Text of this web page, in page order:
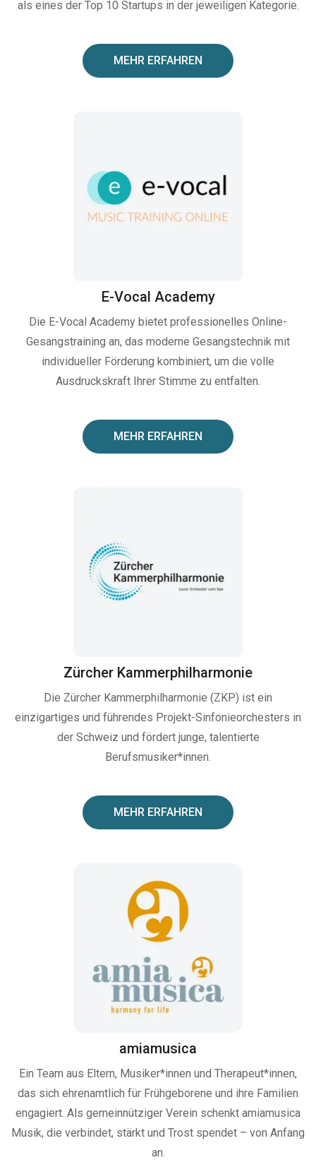
als eines der Top 10 Startups in der jeweiligen Kategorie.
MEHR ERFAHREN
E-Vocal Academy
Die E-Vocal Academy bietet professionelles Online-
Gesangstraining an, das moderne Gesangstechnik mit
individueller Förderung kombiniert, um die volle
Ausdruckskraft Ihrer Stimme zu entfalten.
MEHR ERFAHREN
Zürcher Kammerphilharmonie
Die Zürcher Kammerphilharmonie (ZKP) ist ein
einzigartiges und führendes Projekt-Sinfonieorchesters in
der Schweiz und fördert junge, talentierte
Berufsmusiker*innen.
MEHR ERFAHREN
amiamusica
Ein Team aus Eltern, Musiker*innen und Therapeut*innen,
das sich ehrenamtlich für Frühgeborene und ihre Familien
engagiert. Als gemeinnütziger Verein schenkt amiamusica
Musik, die verbindet, stärkt und Trost spendet – von Anfang
an.